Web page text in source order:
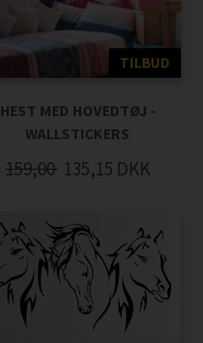
TILBUD
HEST MED HOVEDTØJ -
WALLSTICKERS
159,00 135,15 DKK